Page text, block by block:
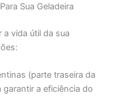
Sua Geladeira
a vida útil da sua
(parte traseira da
garantir a eficiência do